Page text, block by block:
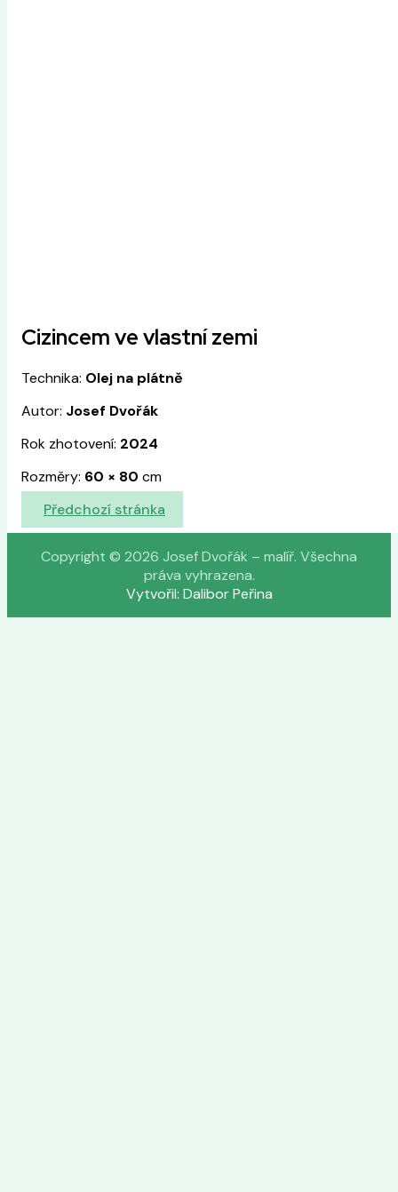
Cizincem ve vlastní zemi
Technika: Olej na plátně
Autor: Josef Dvořák
Rok zhotovení: 2024
Rozměry: 60 × 80 cm
Předchozí stránka
Copyright © 2026 Josef Dvořák – malíř. Všechna
práva vyhrazena.
Vytvořil: Dalibor Peřina